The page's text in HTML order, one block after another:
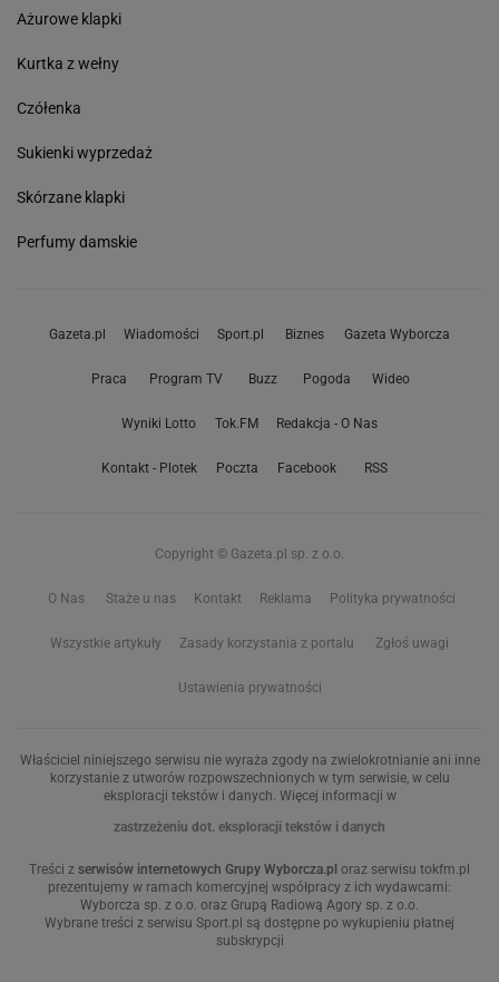
Ażurowe klapki
Kurtka z wełny
Czółenka
Sukienki wyprzedaż
Skórzane klapki
Perfumy damskie
Gazeta.pl Wiadomości Sport.pl Biznes Gazeta Wyborcza
Praca Program TV Buzz Pogoda Wideo
Wyniki Lotto Tok.FM Redakcja - O Nas
Kontakt - Plotek Poczta Facebook RSS
Copyright © Gazeta.pl sp. z o.o.
O Nas Staże u nas Kontakt Reklama Polityka prywatności
Wszystkie artykuły Zasady korzystania z portalu Zgłoś uwagi
Ustawienia prywatności
Właściciel niniejszego serwisu nie wyraża zgody na zwielokrotnianie ani inne
korzystanie z utworów rozpowszechnionych w tym serwisie, w celu
eksploracji tekstów i danych. Więcej informacji w
zastrzeżeniu dot. eksploracji tekstów i danych
Treści z serwisów internetowych Grupy Wyborcza.pl oraz serwisu tokfm.pl
prezentujemy w ramach komercyjnej współpracy z ich wydawcami:
Wyborcza sp. z o.o. oraz Grupą Radiową Agory sp. z o.o.
Wybrane treści z serwisu Sport.pl są dostępne po wykupieniu płatnej
subskrypcji